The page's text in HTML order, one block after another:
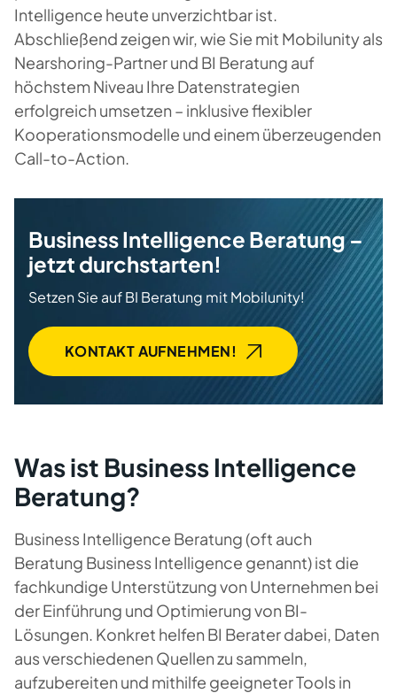
Intelligence heute unverzichtbar ist.
Abschließend zeigen wir, wie Sie mit Mobilunity als
Nearshoring-Partner und BI Beratung auf
höchstem Niveau Ihre Datenstrategien
erfolgreich umsetzen – inklusive flexibler
Kooperationsmodelle und einem überzeugenden
Call-to-Action.
Business Intelligence Beratung –
jetzt durchstarten!
Setzen Sie auf BI Beratung mit Mobilunity!
KONTAKT AUFNEHMEN!
Was ist Business Intelligence
Beratung?
Business Intelligence Beratung (oft auch
Beratung Business Intelligence genannt) ist die
fachkundige Unterstützung von Unternehmen bei
der Einführung und Optimierung von BI-
Lösungen. Konkret helfen BI Berater dabei, Daten
aus verschiedenen Quellen zu sammeln,
aufzubereiten und mithilfe geeigneter Tools in